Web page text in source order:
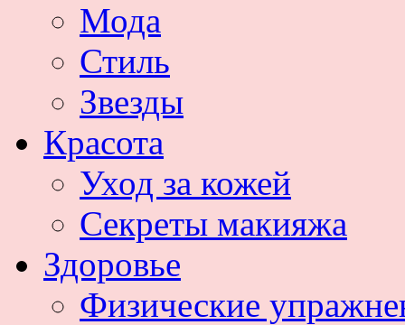
Мода
Стиль
Звезды
Красота
Уход за кожей
Секреты макияжа
Здоровье
Физические